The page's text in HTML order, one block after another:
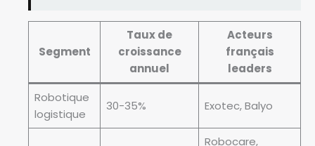
Segment
Taux de
croissance
annuel
Acteurs
français
leaders
Robotique
logistique
30-35% Exotec, Balyo
Robocare,